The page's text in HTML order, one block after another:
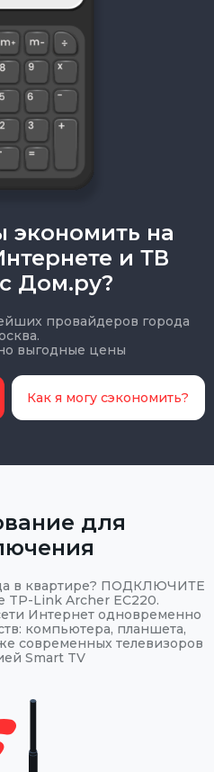
экономить на
и ТВ
Дом.ру?
провайдеров города
выгодные цены
Как я могу сэкономить?
для
в квартире? ПОДКЛЮЧИТЕ
TP-Link Archer EC220.
Интернет одновременно
компьютера, планшета,
современных телевизоров
Smart TV